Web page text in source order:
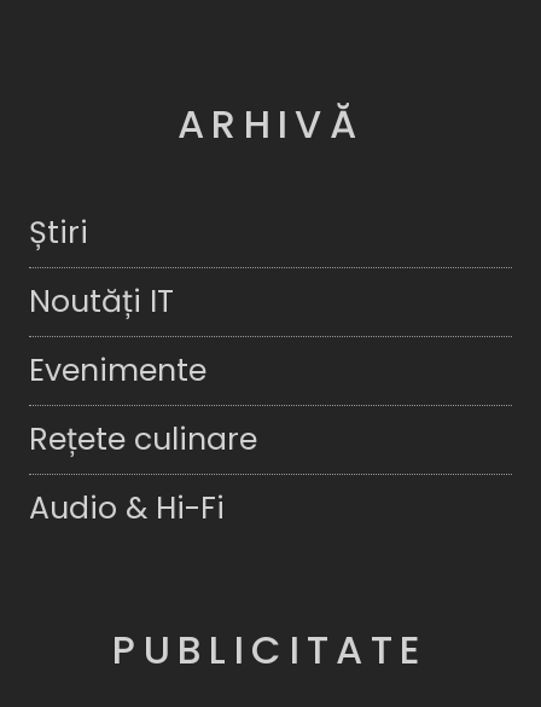
ARHIVĂ
Știri
Noutăți IT
Evenimente
Rețete culinare
Audio & Hi-Fi
PUBLICITATE